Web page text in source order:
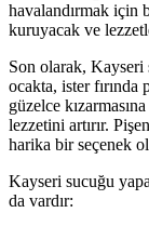
havalandırmak için
kuruyacak ve
Son olarak, Kayseri
ocakta, ister fırında
güzelce
lezzetini artırır.
harika bir seçenek
Kayseri sucuğu
da vardır: